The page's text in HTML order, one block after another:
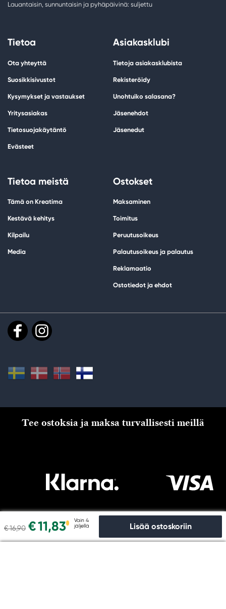
€ 16,90 € 11,83
Vain 4
jäljellä
Lisää ostoskoriin
Lauantaisin, sunnuntaisin ja pyhäpäivinä: suljettu
Tietoa
Ota yhteyttä
Suosikkisivustot
Kysymykset ja vastaukset
Yritysasiakas
Tietosuojakäytäntö
Evästeet
Asiakasklubi
Tietoja asiakasklubista
Rekisteröidy
Unohtuiko salasana?
Jäsenehdot
Jäsenedut
Tietoa meistä
Tämä on Kreatima
Kestävä kehitys
Kilpailu
Media
Ostokset
Maksaminen
Toimitus
Peruutusoikeus
Palautusoikeus ja palautus
Reklamaatio
Ostotiedot ja ehdot
Tee ostoksia ja maksa turvallisesti meillä